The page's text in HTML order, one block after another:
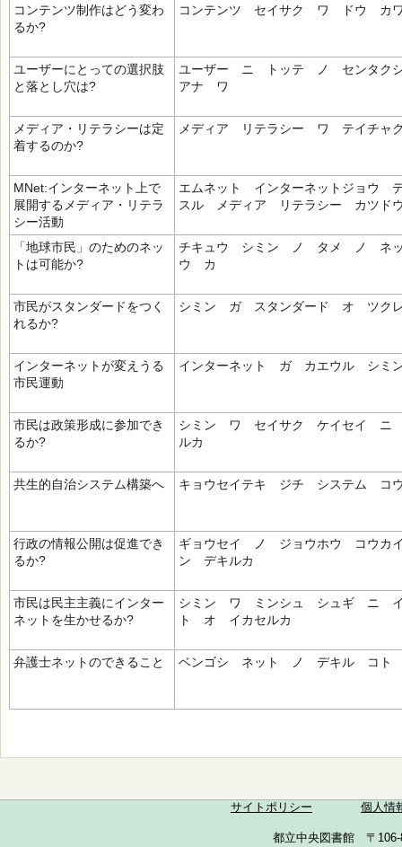
コンテンツ制作はどう変わ
るか?
コンテンツ セイサク ワ ドウ カ
ユーザーにとっての選択肢
と落とし穴は?
ユーザー ニ トッテ ノ センタク
アナ ワ
メディア・リテラシーは定
着するのか?
メディア リテラシー ワ テイチャ
MNet:インターネット上で
展開するメディア・リテラ
シー活動
エムネット インターネットジョ
スル メディア リテラシー カツド
「地球市民」のためのネッ
トは可能か?
チキュウ シミン ノ タメ ノ ネ
ウ カ
市民がスタンダードをつく
れるか?
シミン ガ スタンダード オ ツク
インターネットが変えうる
市民運動
インターネット ガ カエウル シミ
市民は政策形成に参加でき
るか?
シミン ワ セイサク ケイセイ ニ
ルカ
共生的自治システム構築へ キョウセイテキ ジチ システム コ
行政の情報公開は促進でき
るか?
ギョウセイ ノ ジョウホウ コウ
ン デキルカ
市民は民主主義にインター
ネットを生かせるか?
シミン ワ ミンシュ シュギ ニ イ
ト オ イカセルカ
弁護士ネットのできること ベンゴシ ネット ノ デキル コト
サイトポリシー 個人情
都立中央図書館 〒